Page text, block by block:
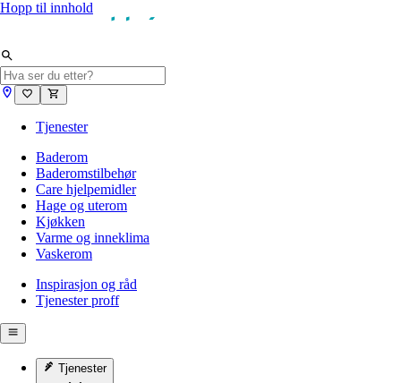
Hopp til innhold
Tjenester
Baderom
Baderomstilbehør
Care hjelpemidler
Hage og uterom
Kjøkken
Varme og inneklima
Vaskerom
Inspirasjon og råd
Tjenester proff
Tjenester